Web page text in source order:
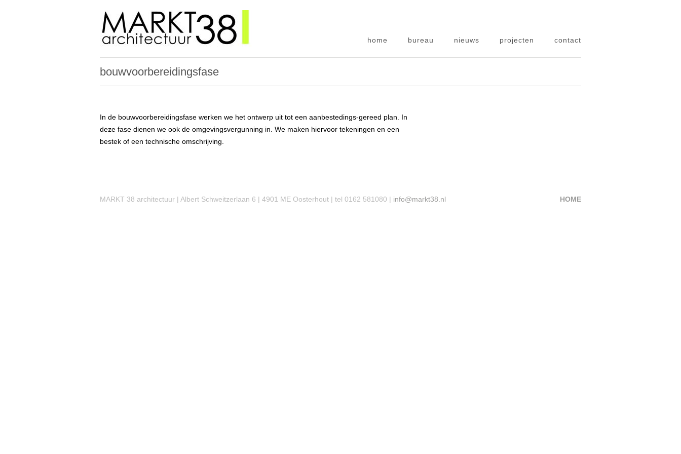
home bureau nieuws projecten contact
bouwvoorbereidingsfase
In de bouwvoorbereidingsfase werken we het ontwerp uit tot een aanbestedings-gereed plan. In
deze fase dienen we ook de omgevingsvergunning in. We maken hiervoor tekeningen en een
bestek of een technische omschrijving.
MARKT 38 architectuur | Albert Schweitzerlaan 6 | 4901 ME Oosterhout | tel 0162 581080 | info@markt38.nl HOME